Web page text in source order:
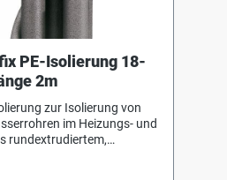
PE-Isolierung 18-
2m
zur Isolierung von
im Heizungs- und
rundextrudiertem,
und unverrottbar.